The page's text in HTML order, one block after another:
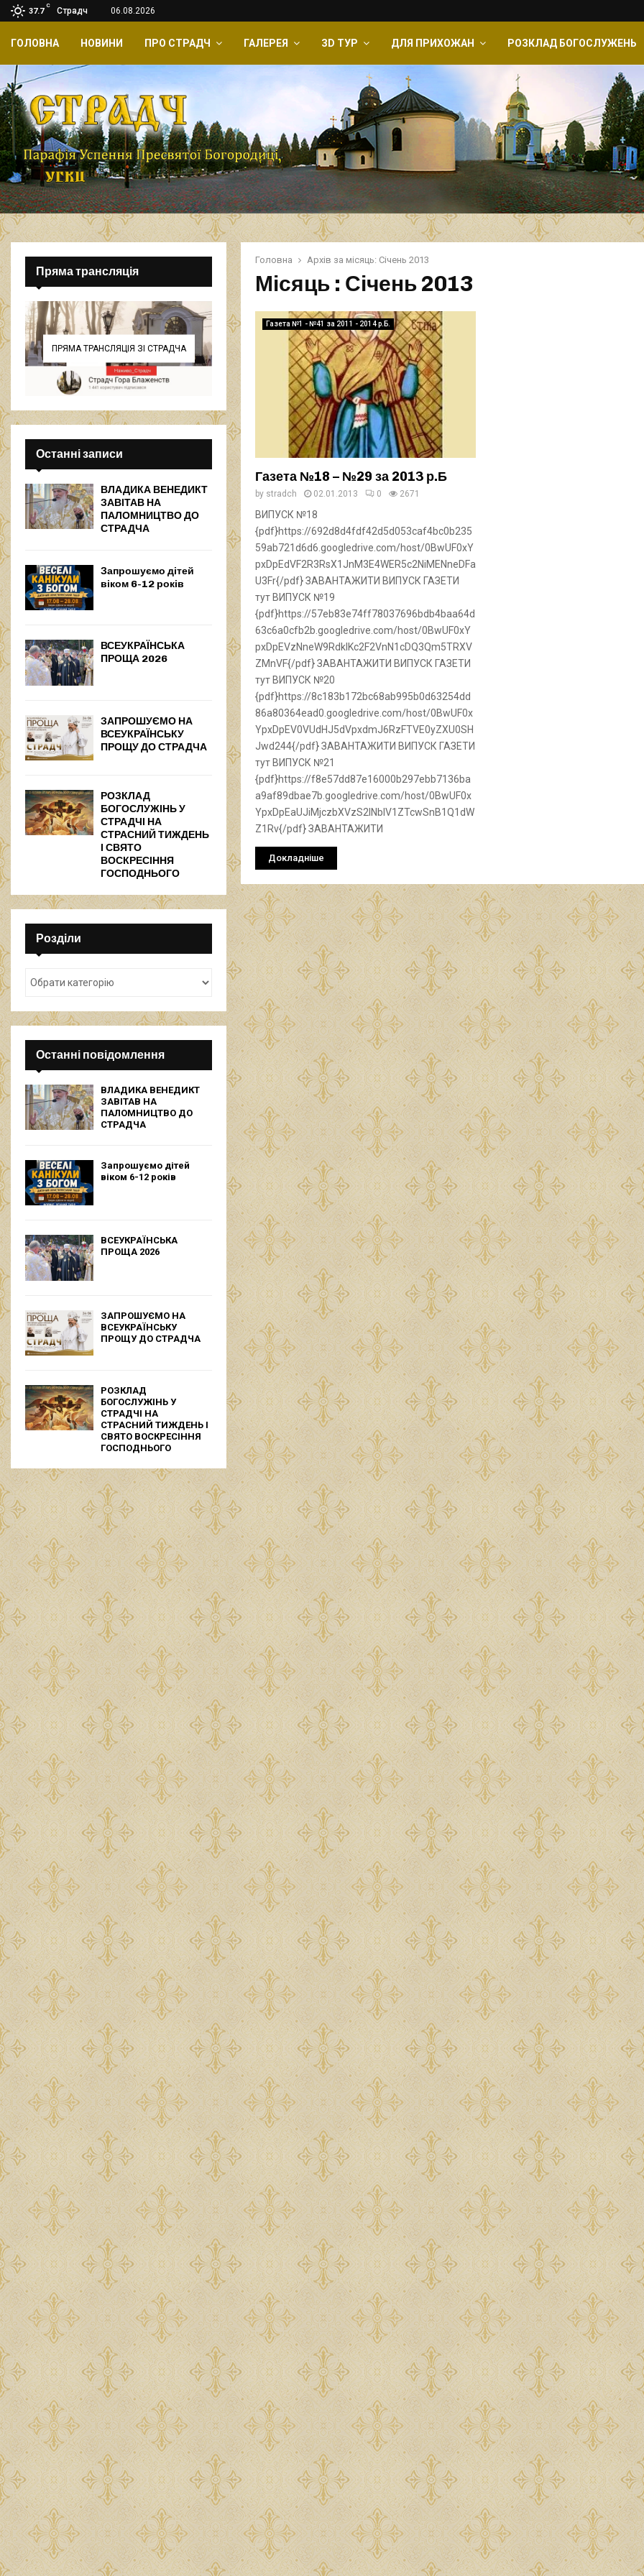
37.7
C
Страдч 06.08.2026
ГОЛОВНА НОВИНИ ПРО СТРАДЧ ГАЛЕРЕЯ ЗD ТУР ДЛЯ ПРИХОЖАН РОЗКЛАД БОГОСЛУЖЕНЬ
Головна Архів за місяць: Січень 2013
Місяць : Січень 2013
Газета №1 - №41 за 2011 - 2014 р.Б.
Газета №18 – №29 за 2013 р.Б
by stradch 02.01.2013 0 2671
ВИПУСК №18
{pdf}https://692d8d4fdf42d5d053caf4bc0b235
59ab721d6d6.googledrive.com/host/0BwUF0xY
pxDpEdVF2R3RsX1JnM3E4WER5c2NiMENneDFa
U3Fr{/pdf} ЗАВАНТАЖИТИ ВИПУСК ГАЗЕТИ
тут ВИПУСК №19
{pdf}https://57eb83e74ff78037696bdb4baa64d
63c6a0cfb2b.googledrive.com/host/0BwUF0xY
pxDpEVzNneW9RdklKc2F2VnN1cDQ3Qm5TRXV
ZMnVF{/pdf} ЗАВАНТАЖИТИ ВИПУСК ГАЗЕТИ
тут ВИПУСК №20
{pdf}https://8c183b172bc68ab995b0d63254dd
86a80364ead0.googledrive.com/host/0BwUF0x
YpxDpEV0VUdHJ5dVpxdmJ6RzFTVE0yZXU0SH
Jwd244{/pdf} ЗАВАНТАЖИТИ ВИПУСК ГАЗЕТИ
тут ВИПУСК №21
{pdf}https://f8e57dd87e16000b297ebb7136ba
a9af89dbae7b.googledrive.com/host/0BwUF0x
YpxDpEaUJiMjczbXVzS2lNblV1ZTcwSnB1Q1dW
Z1Rv{/pdf} ЗАВАНТАЖИТИ
Докладніше
Пряма трансляція
ПРЯМА ТРАНСЛЯЦІЯ ЗІ СТРАДЧА
Останні записи
ВЛАДИКА ВЕНЕДИКТ
ЗАВІТАВ НА
ПАЛОМНИЦТВО ДО
СТРАДЧА
Запрошуємо дітей
віком 6-12 років
ВСЕУКРАЇНСЬКА
ПРОЩА 2026
ЗАПРОШУЄМО НА
ВСЕУКРАЇНСЬКУ
ПРОЩУ ДО СТРАДЧА
РОЗКЛАД
БОГОСЛУЖІНЬ У
СТРАДЧІ НА
СТРАСНИЙ ТИЖДЕНЬ
І СВЯТО
ВОСКРЕСІННЯ
ГОСПОДНЬОГО
Розділи
Останні повідомлення
ВЛАДИКА ВЕНЕДИКТ
ЗАВІТАВ НА
ПАЛОМНИЦТВО ДО
СТРАДЧА
Запрошуємо дітей
віком 6-12 років
ВСЕУКРАЇНСЬКА
ПРОЩА 2026
ЗАПРОШУЄМО НА
ВСЕУКРАЇНСЬКУ
ПРОЩУ ДО СТРАДЧА
РОЗКЛАД
БОГОСЛУЖІНЬ У
СТРАДЧІ НА
СТРАСНИЙ ТИЖДЕНЬ І
СВЯТО ВОСКРЕСІННЯ
ГОСПОДНЬОГО